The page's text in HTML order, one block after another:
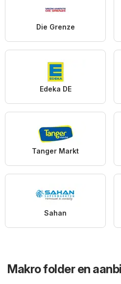
Die Grenze
Edeka DE
Tanger Markt
Sahan
Makro folder en